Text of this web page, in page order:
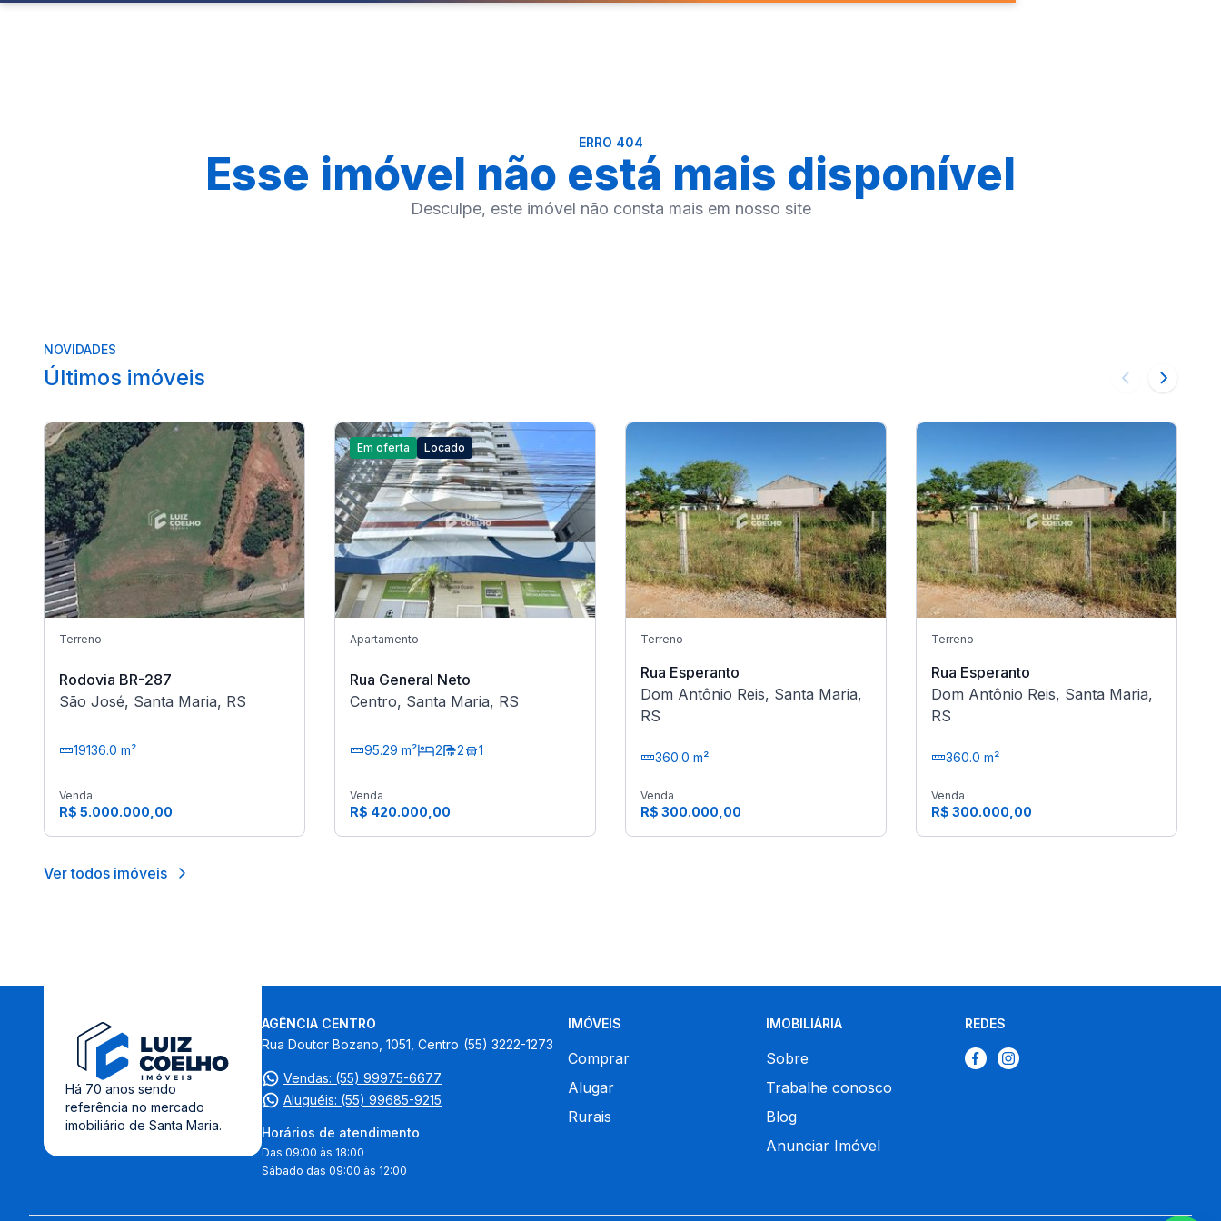
ERRO 404
Esse imóvel não está mais disponível
Desculpe, este imóvel não consta mais em nosso site
NOVIDADES
Últimos imóveis
Terreno
Rodovia BR-287
São José, Santa Maria, RS
19136.0 m²
Venda
R$ 5.000.000,00
Em oferta Locado
Apartamento
Rua General Neto
Centro, Santa Maria, RS
95.29 m² 2 2 1
Venda
R$ 420.000,00
Terreno
Rua Esperanto
Dom Antônio Reis, Santa Maria,
RS
360.0 m²
Venda
R$ 300.000,00
Terreno
Rua Esperanto
Dom Antônio Reis, Santa Maria,
RS
360.0 m²
Venda
R$ 300.000,00
Ver todos imóveis
Há 70 anos sendo
referência no mercado
imobiliário de Santa Maria.
AGÊNCIA CENTRO
Rua Doutor Bozano, 1051, Centro (55) 3222-1273
Vendas: (55) 99975-6677
Aluguéis: (55) 99685-9215
Horários de atendimento
Das 09:00 às 18:00
Sábado das 09:00 às 12:00
IMÓVEIS
Comprar
Alugar
Rurais
IMOBILIÁRIA
Sobre
Trabalhe conosco
Blog
Anunciar Imóvel
REDES